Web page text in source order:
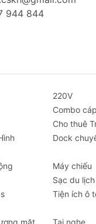
944 844
220V
Combo
Cho thuê
Dock
Máy chiếu
Sạc du lịch
Tiện ích ô
mặt Tai nghe